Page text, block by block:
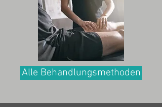
Alle Behandlungsmethoden